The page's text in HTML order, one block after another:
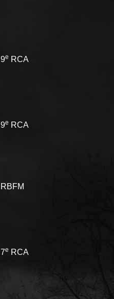
9e RCA
9e RCA
RBFM
7e RCA